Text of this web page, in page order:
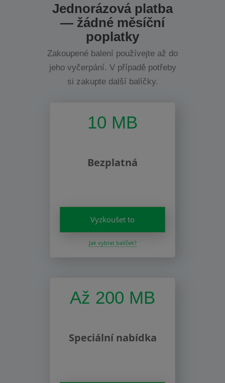
Jednorázová platba
— žádné měsíční
poplatky
Zakoupené balení používejte až do
jeho vyčerpání. V případě potřeby
si zakupte další balíčky.
10 MB
Bezplatná
Vyzkoušet to
Jak vybrat balíček?
Až 200 MB
Speciální nabídka